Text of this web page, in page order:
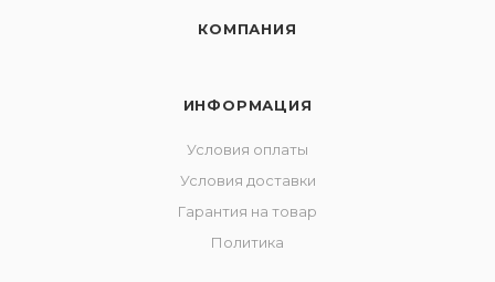
КОМПАНИЯ
ИНФОРМАЦИЯ
Условия оплаты
Условия доставки
Гарантия на товар
Политика